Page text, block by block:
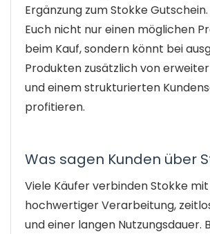
Ergänzung zum Stokke
Euch nicht nur einen möglichen
beim Kauf, sondern könnt bei
Produkten zusätzlich von
und einem strukturierten
profitieren.
Was sagen Kunden über
Viele Käufer verbinden Stokke mit
hochwertiger Verarbeitung,
und einer langen Nutzungsdauer.